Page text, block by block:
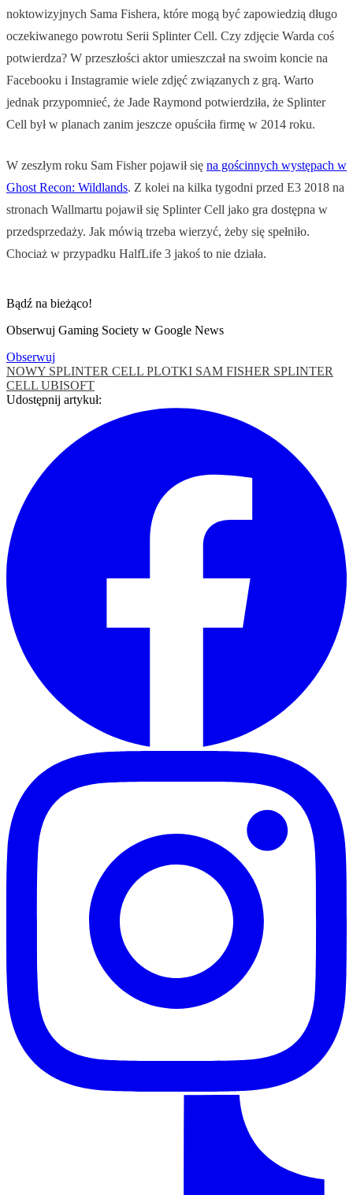
noktowizyjnych Sama Fishera, które mogą być zapowiedzią długo
oczekiwanego powrotu Serii Splinter Cell. Czy zdjęcie Warda coś
potwierdza? W przeszłości aktor umieszczał na swoim koncie na
Facebooku i Instagramie wiele zdjęć związanych z grą. Warto
jednak przypomnieć, że Jade Raymond potwierdziła, że Splinter
Cell był w planach zanim jeszcze opuściła firmę w 2014 roku.
W zeszłym roku Sam Fisher pojawił się na gościnnych występach w
Ghost Recon: Wildlands. Z kolei na kilka tygodni przed E3 2018 na
stronach Wallmartu pojawił się Splinter Cell jako gra dostępna w
przedsprzedaży. Jak mówią trzeba wierzyć, żeby się spełniło.
Chociaż w przypadku HalfLife 3 jakoś to nie działa.
Bądź na bieżąco!
Obserwuj Gaming Society w Google News
Obserwuj
NOWY SPLINTER CELL PLOTKI SAM FISHER SPLINTER
CELL UBISOFT
Udostępnij artykuł: